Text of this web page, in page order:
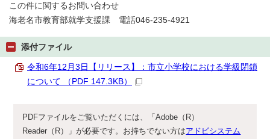
この件に関するお問い合わせ
海老名市教育部就学支援課 電話046-235-4921
添付ファイル
令和6年12月3日【リリース】：市立小学校における学級閉鎖
について （PDF 147.3KB）
PDFファイルをご覧いただくには、「Adobe（R）
Reader（R）」が必要です。お持ちでない方はアドビシステム